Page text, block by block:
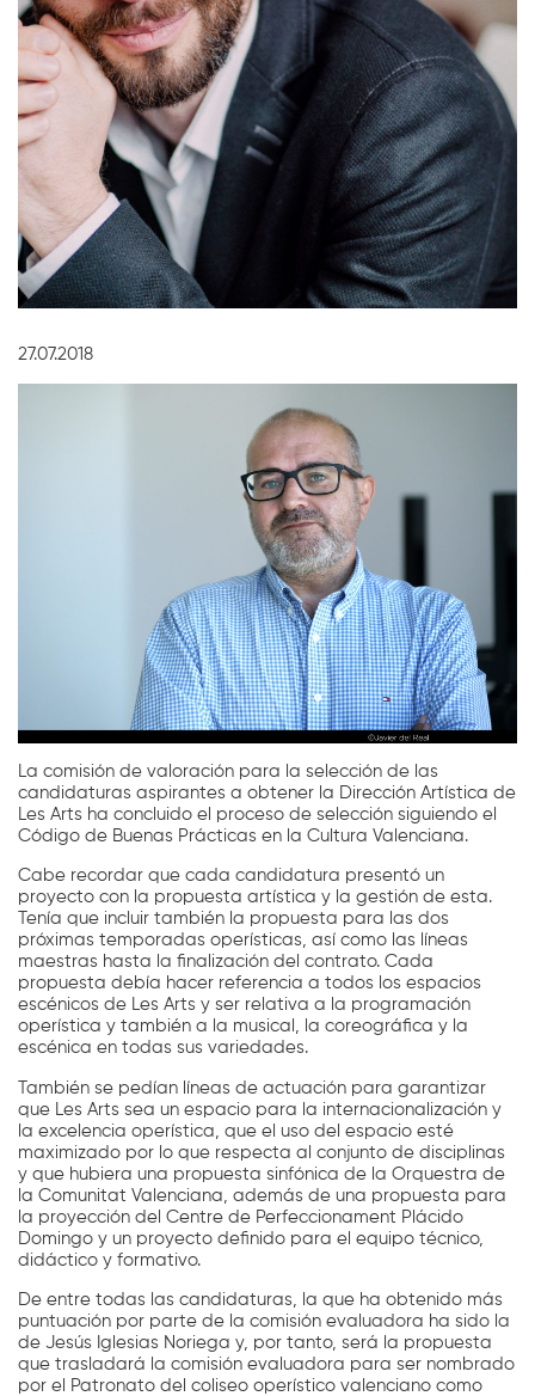
27.07.2018
La comisión de valoración para la selección de las
candidaturas aspirantes a obtener la Dirección Artística de
Les Arts ha concluido el proceso de selección siguiendo el
Código de Buenas Prácticas en la Cultura Valenciana.
Cabe recordar que cada candidatura presentó un
proyecto con la propuesta artística y la gestión de esta.
Tenía que incluir también la propuesta para las dos
próximas temporadas operísticas, así como las líneas
maestras hasta la finalización del contrato. Cada
propuesta debía hacer referencia a todos los espacios
escénicos de Les Arts y ser relativa a la programación
operística y también a la musical, la coreográfica y la
escénica en todas sus variedades.
También se pedían líneas de actuación para garantizar
que Les Arts sea un espacio para la internacionalización y
la excelencia operística, que el uso del espacio esté
maximizado por lo que respecta al conjunto de disciplinas
y que hubiera una propuesta sinfónica de la Orquestra de
la Comunitat Valenciana, además de una propuesta para
la proyección del Centre de Perfeccionament Plácido
Domingo y un proyecto definido para el equipo técnico,
didáctico y formativo.
De entre todas las candidaturas, la que ha obtenido más
puntuación por parte de la comisión evaluadora ha sido la
de Jesús Iglesias Noriega y, por tanto, será la propuesta
que trasladará la comisión evaluadora para ser nombrado
por el Patronato del coliseo operístico valenciano como